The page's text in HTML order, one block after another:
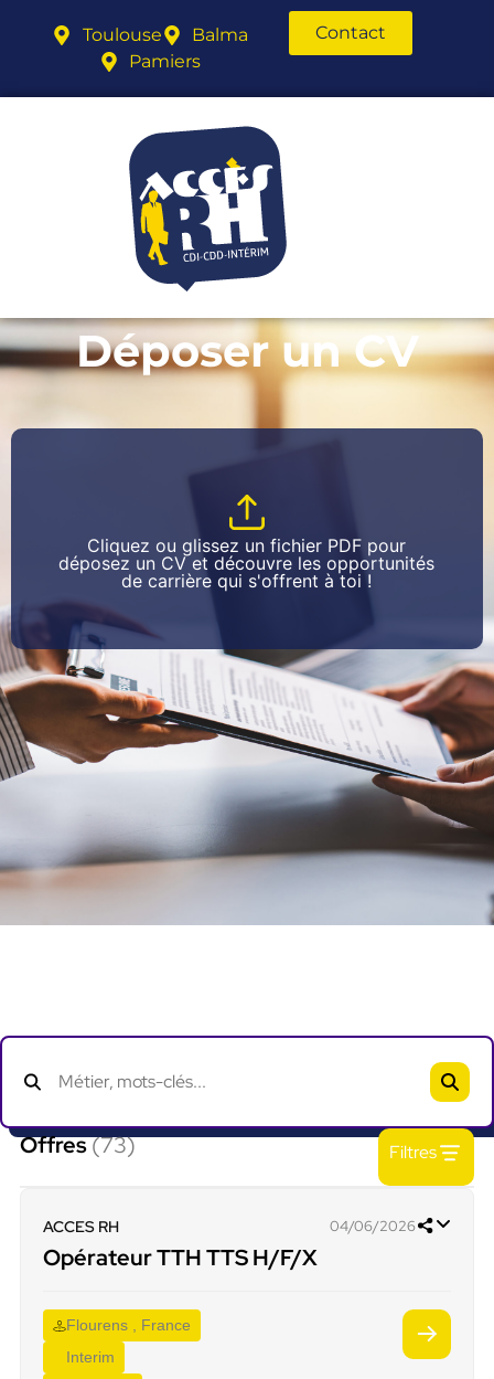
Toulouse
Balma
Pamiers
Contact
Déposer un CV
Cliquez ou glissez un fichier PDF pour
déposez un CV et découvre les opportunités
de carrière qui s'offrent à toi !
Offres(73) Filtres
ACCES RH 04/06/2026
Opérateur TTH TTS H/F/X
Flourens , France
Interim